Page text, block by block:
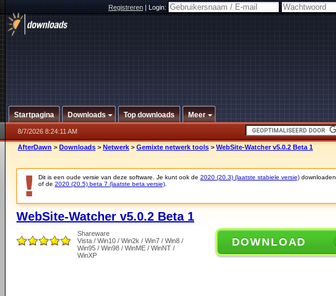
Registreren|Login:
Startpagina Downloads Top downloads Meer
8/7/2026 8:24:11 AM
AfterDawn > Downloads > Netwerk > Gemixte netwerk tools > WebSite-Watcher v5.0.2 Beta 1
Dit is een oude versie van deze software. Je kunt ook de 2020 (20.3) (laatste stabiele versie) downloaden.
of de 2020 (20.5) beta 7 (laatste beta versie)
WebSite-Watcher v5.0.2 Beta 1
Shareware
Vista / Win10 / Win2k / Win7 / Win8 /
Win95 / Win98 / WinME / WinNT /
WinXP
DOWNLOAD